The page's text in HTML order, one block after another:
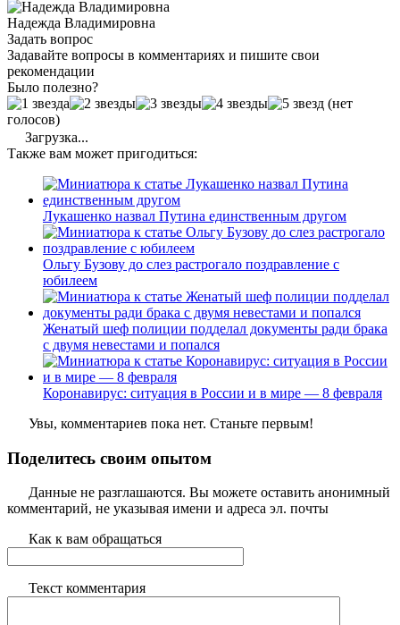
Надежда Владимировна
Задать вопрос
Задавайте вопросы в комментариях и пишите свои
рекомендации
Было полезно?
(нет
голосов)
Загрузка...
Также вам может пригодиться:
Лукашенко назвал Путина единственным другом
Ольгу Бузову до слез растрогало поздравление с
юбилеем
Женатый шеф полиции подделал документы ради брака
с двумя невестами и попался
Коронавирус: ситуация в России и в мире — 8 февраля
Увы, комментариев пока нет. Станьте первым!
Поделитесь своим опытом
Данные не разглашаются. Вы можете оставить анонимный
комментарий, не указывая имени и адреса эл. почты
Как к вам обращаться
Текст комментария